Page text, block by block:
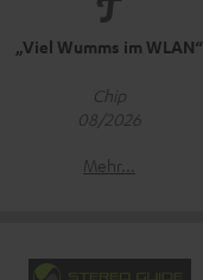
„Viel Wumms im WLAN“
Chip
08/2026
Mehr...